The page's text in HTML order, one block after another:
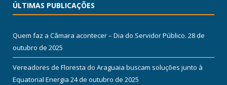
ÚLTIMAS PUBLICAÇÕES
Quem faz a Câmara acontecer – Dia do Servidor Público. 28 de
outubro de 2025
Vereadores de Floresta do Araguaia buscam soluções junto à
Equatorial Energia 24 de outubro de 2025